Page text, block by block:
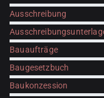
Ausschreibung
Bauaufträge
Baugesetzbuch
Baukonzession